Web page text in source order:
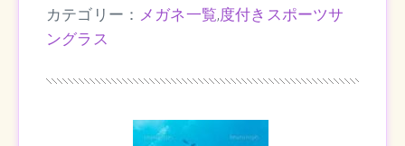
カテゴリー： メガネ一覧,度付きスポーツサ
ングラス